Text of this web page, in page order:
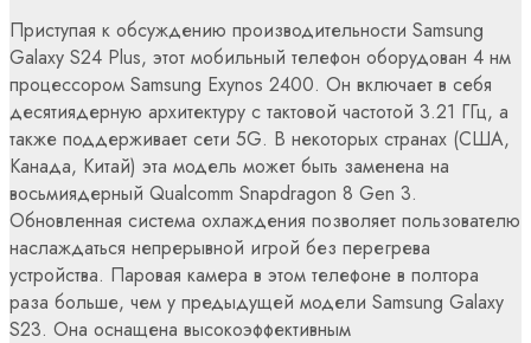
Приступая к обсуждению производительности Samsung
Galaxy S24 Plus, этот мобильный телефон оборудован 4 нм
процессором Samsung Exynos 2400. Он включает в себя
десятиядерную архитектуру с тактовой частотой 3.21 ГГц, а
также поддерживает сети 5G. В некоторых странах (США,
Канада, Китай) эта модель может быть заменена на
восьмиядерный Qualcomm Snapdragon 8 Gen 3.
Обновленная система охлаждения позволяет пользователю
наслаждаться непрерывной игрой без перегрева
устройства. Паровая камера в этом телефоне в полтора
раза больше, чем у предыдущей модели Samsung Galaxy
S23. Она оснащена высокоэффективным